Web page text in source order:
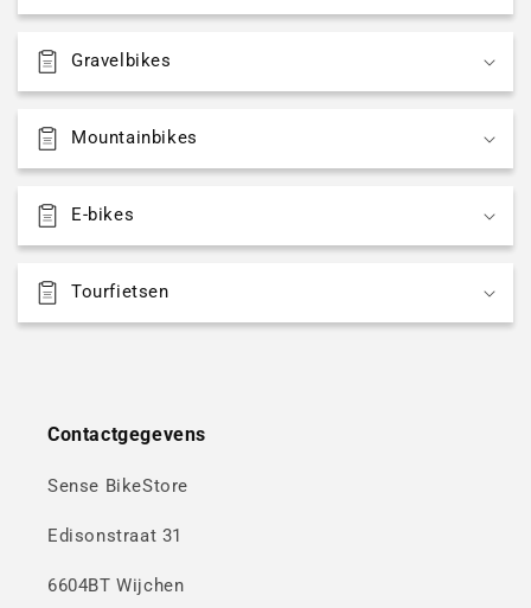
Gravelbikes
Mountainbikes
E-bikes
Tourfietsen
Contactgegevens
Sense BikeStore
Edisonstraat 31
6604BT Wijchen